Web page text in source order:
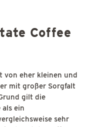
Coffee
von eher kleinen und
mit großer Sorgfalt
gilt die
als ein
sehr